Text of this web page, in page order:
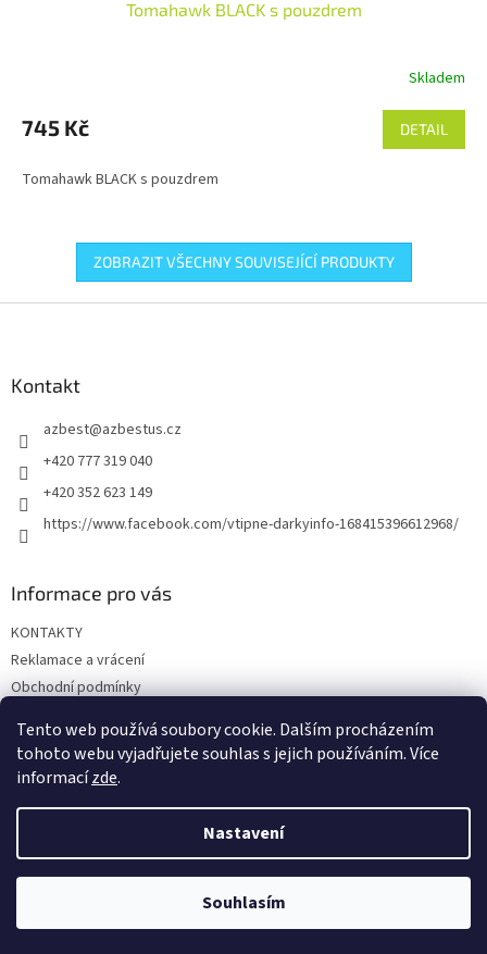
Tento web používá soubory cookie. Dalším procházením
tohoto webu vyjadřujete souhlas s jejich používáním. Více
informacízde.
Nastavení
Souhlasím
Tomahawk BLACK s pouzdrem
Skladem
745 Kč DETAIL
Tomahawk BLACK s pouzdrem
ZOBRAZIT VŠECHNY SOUVISEJÍCÍ PRODUKTY
Kontakt
azbest@azbestus.cz
+420 777 319 040
+420 352 623 149
https://www.facebook.com/vtipne-darkyinfo-168415396612968/
Informace pro vás
KONTAKTY
Reklamace a vrácení
Obchodní podmínky
Doprava a platba
Vytvořil Shoptet
Vtipné dárky. Všechna práva vyhrazena.